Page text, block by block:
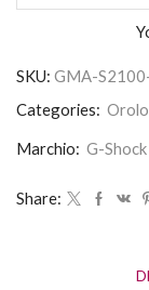
SKU: GMA-
Categories:
Marchio: G-Shock
Share: